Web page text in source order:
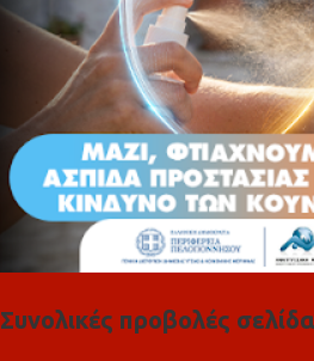
Συνολικές προβολές